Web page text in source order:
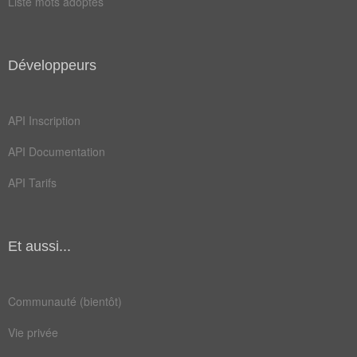
Développeurs
API Inscription
API Documentation
API Tarifs
Et aussi...
Communauté (bientôt)
Vie privée